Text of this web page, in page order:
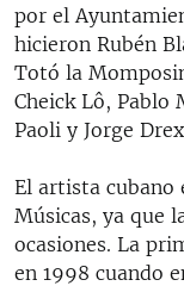
por el
hicieron Rubén
Totó la
Cheick Lô, Pablo
Paoli y Jorge
El artista cubano
Músicas, ya que
ocasiones. La
en 1998 cuando